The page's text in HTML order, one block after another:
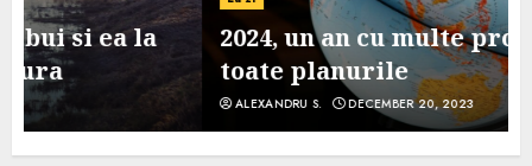
2024, un an cu multe provocari pe
toate planurile
ALEXANDRU S. DECEMBER 20, 2023